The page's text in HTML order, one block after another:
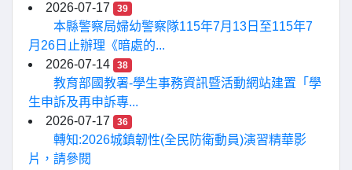
2026-07-17
39
本縣警察局婦幼警察隊115年7月13日至115年7
月26日止辦理《暗處的...
2026-07-14
38
教育部國教署-學生事務資訊暨活動網站建置「學
生申訴及再申訴專...
2026-07-17
36
轉知:2026城鎮韌性(全民防衛動員)演習精華影
片，請參閱